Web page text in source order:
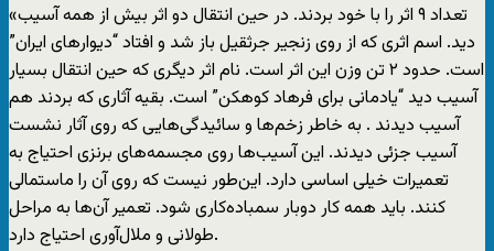
«تعداد ۹ اثر را با خود بردند. در حین انتقال دو اثر بیش از همه آسیب
دید. اسم اثری که از روی زنجیر جرثقیل باز شد و افتاد “دیوارهای ایران”
است. حدود ۲ تن وزن این اثر است. نام اثر دیگری که حین انتقال بسیار
آسیب دید “یادمانی برای فرهاد کوهکن” است. بقیه آثاری که بردند هم
آسیب دیدند . به خاطر زخم‌ها و سائیدگی‌هایی که روی آثار نشست
آسیب جزئی دیدند. این آسیب‌ها روی مجسمه‌های برنزی احتیاج به
تعمیرات خیلی اساسی دارد. این‌طور نیست که روی آن را ماستمالی
کنند. باید همه کار دوبار سمباده‌کاری شود. تعمیر آن‌ها به مراحل
طولانی و ملال‌آوری احتیاج دارد.